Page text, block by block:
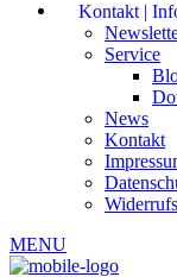
Kontakt |
Service
News
Kontakt
MENU